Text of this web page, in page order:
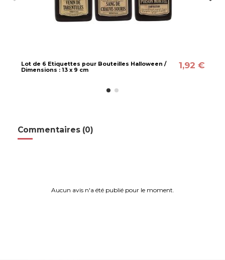
Lot de 6 Etiquettes pour Bouteilles Halloween /
Dimensions : 13 x 9 cm
1,92 €
Commentaires (0)
Aucun avis n'a été publié pour le moment.